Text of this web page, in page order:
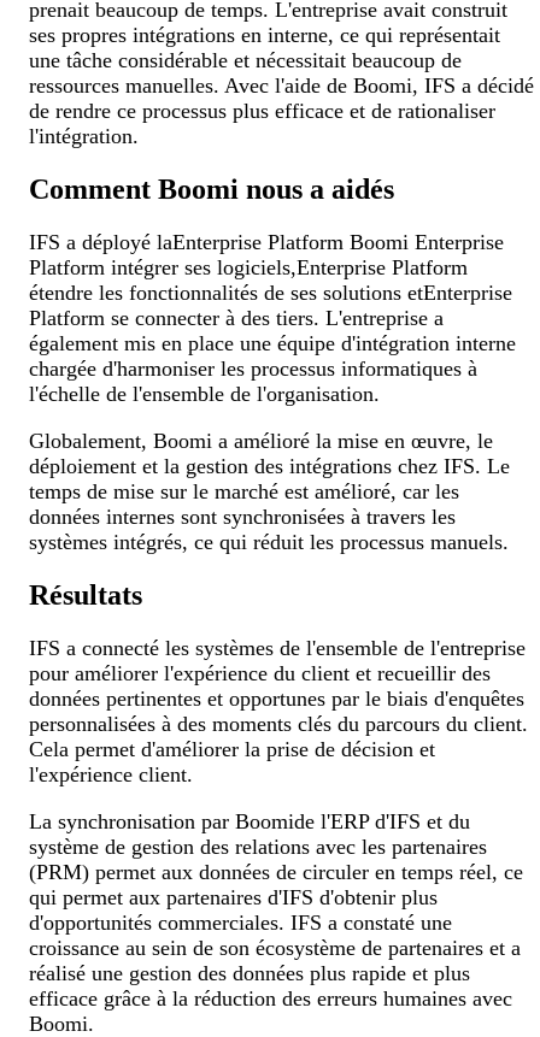
prenait beaucoup de temps. L'entreprise avait construit
ses propres intégrations en interne, ce qui représentait
une tâche considérable et nécessitait beaucoup de
ressources manuelles. Avec l'aide de Boomi, IFS a décidé
de rendre ce processus plus efficace et de rationaliser
l'intégration.
Comment Boomi nous a aidés
IFS a déployé laEnterprise Platform Boomi Enterprise
Platform intégrer ses logiciels,Enterprise Platform
étendre les fonctionnalités de ses solutions etEnterprise
Platform se connecter à des tiers. L'entreprise a
également mis en place une équipe d'intégration interne
chargée d'harmoniser les processus informatiques à
l'échelle de l'ensemble de l'organisation.
Globalement, Boomi a amélioré la mise en œuvre, le
déploiement et la gestion des intégrations chez IFS. Le
temps de mise sur le marché est amélioré, car les
données internes sont synchronisées à travers les
systèmes intégrés, ce qui réduit les processus manuels.
Résultats
IFS a connecté les systèmes de l'ensemble de l'entreprise
pour améliorer l'expérience du client et recueillir des
données pertinentes et opportunes par le biais d'enquêtes
personnalisées à des moments clés du parcours du client.
Cela permet d'améliorer la prise de décision et
l'expérience client.
La synchronisation par Boomide l'ERP d'IFS et du
système de gestion des relations avec les partenaires
(PRM) permet aux données de circuler en temps réel, ce
qui permet aux partenaires d'IFS d'obtenir plus
d'opportunités commerciales. IFS a constaté une
croissance au sein de son écosystème de partenaires et a
réalisé une gestion des données plus rapide et plus
efficace grâce à la réduction des erreurs humaines avec
Boomi.